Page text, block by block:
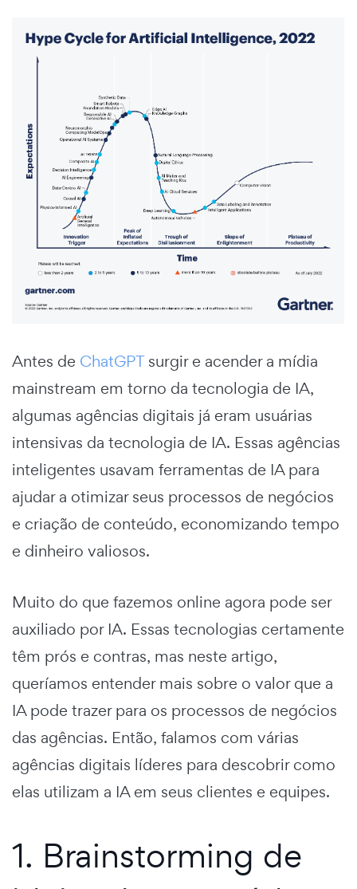
Antes de ChatGPTsurgir e acender a mídia
mainstream em torno da tecnologia de IA,
algumas agências digitais já eram usuárias
intensivas da tecnologia de IA. Essas agências
inteligentes usavam ferramentas de IA para
ajudar a otimizar seus processos de negócios
e criação de conteúdo, economizando tempo
e dinheiro valiosos.
Muito do que fazemos online agora pode ser
auxiliado por IA. Essas tecnologias certamente
têm prós e contras, mas neste artigo,
queríamos entender mais sobre o valor que a
IA pode trazer para os processos de negócios
das agências. Então, falamos com várias
agências digitais líderes para descobrir como
elas utilizam a IA em seus clientes e equipes.
1. Brainstorming de